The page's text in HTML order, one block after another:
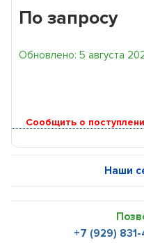
По запросу
Обновлено: 5 августа
Сообщить о
Наши
+7 (929)